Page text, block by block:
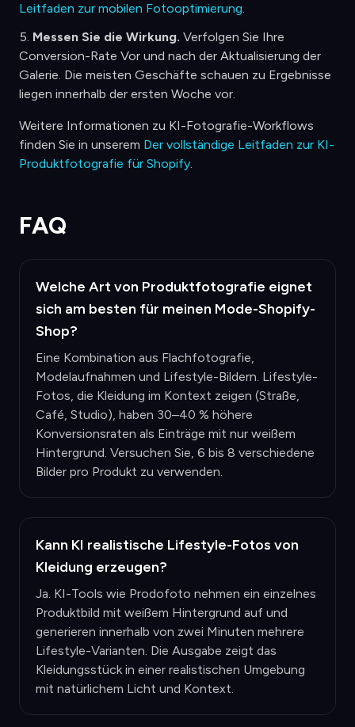
Leitfaden zur mobilen Fotooptimierung.
Messen Sie die Wirkung. Verfolgen Sie Ihre
Conversion-Rate Vor und nach der Aktualisierung der
Galerie. Die meisten Geschäfte schauen zu Ergebnisse
liegen innerhalb der ersten Woche vor.
Weitere Informationen zu KI-Fotografie-Workflows
finden Sie in unserem Der vollständige Leitfaden zur KI-
Produktfotografie für Shopify.
FAQ
Welche Art von Produktfotografie eignet
sich am besten für meinen Mode-Shopify-
Shop?
Eine Kombination aus Flachfotografie,
Modelaufnahmen und Lifestyle-Bildern. Lifestyle-
Fotos, die Kleidung im Kontext zeigen (Straße,
Café, Studio), haben 30–40 % höhere
Konversionsraten als Einträge mit nur weißem
Hintergrund. Versuchen Sie, 6 bis 8 verschiedene
Bilder pro Produkt zu verwenden.
Kann KI realistische Lifestyle-Fotos von
Kleidung erzeugen?
Ja. KI-Tools wie Prodofoto nehmen ein einzelnes
Produktbild mit weißem Hintergrund auf und
generieren innerhalb von zwei Minuten mehrere
Lifestyle-Varianten. Die Ausgabe zeigt das
Kleidungsstück in einer realistischen Umgebung
mit natürlichem Licht und Kontext.